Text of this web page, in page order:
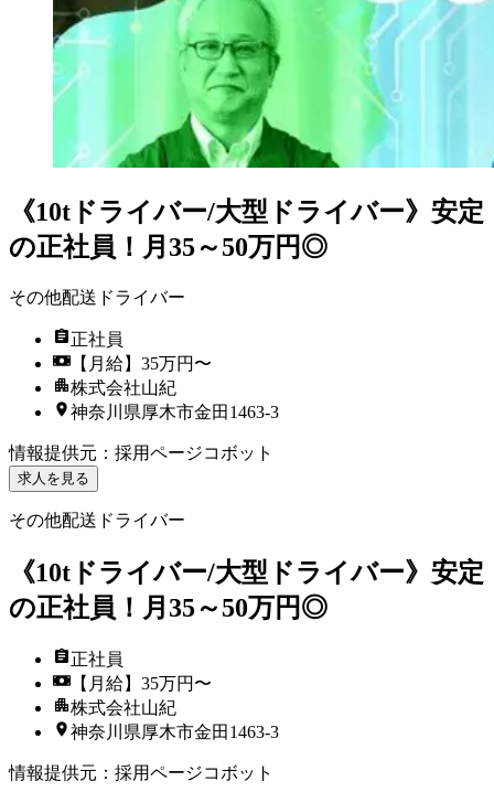
《10tドライバー/大型ドライバー》安定
の正社員！月35～50万円◎
その他配送ドライバー
正社員
【月給】35万円〜
株式会社山紀
神奈川県厚木市金田1463-3
情報提供元 ： 採用ページコボット
求人を見る
その他配送ドライバー
《10tドライバー/大型ドライバー》安定
の正社員！月35～50万円◎
正社員
【月給】35万円〜
株式会社山紀
神奈川県厚木市金田1463-3
情報提供元 ： 採用ページコボット